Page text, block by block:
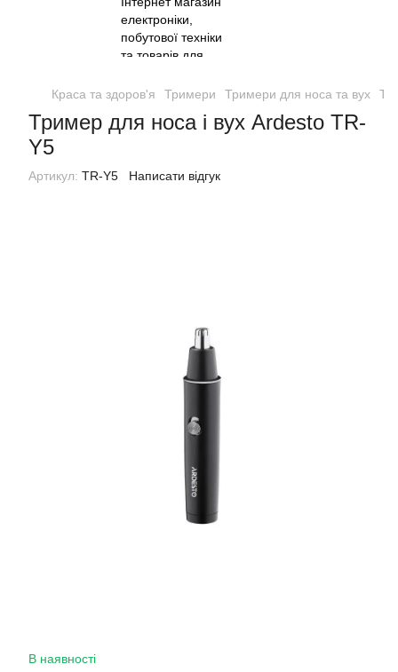
Краса та здоров'я Тримери Тримери для носа та вух
Тример для носа і вух Ardesto TR-
Y5
Артикул: TR-Y5 Написати відгук
В наявності